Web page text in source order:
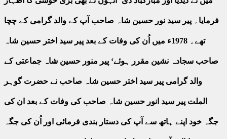
فرمایا۔ پیر سید نور حسین شاہ صاحب آپ کے والد گرامی کے چچا
تھے۔ 1978ء میں اُن کی وفات کے بعد پیر سید اختر حسین شاہ
صاحب سجادہ نشین مقرر ہوئے‘ پیر منور حسین شاہ جماعتی کے
والد گرامی پیر سید اختر حسین شاہ صاحب نے حضرت گوہر
الملت پیر سید انور حسین شاہ صاحب کی وفات کے بعد ان کی
جگہ خود اپنے ہاتھ سے آپ کی دستار بندی فرمائی اور اُن کی جگہ